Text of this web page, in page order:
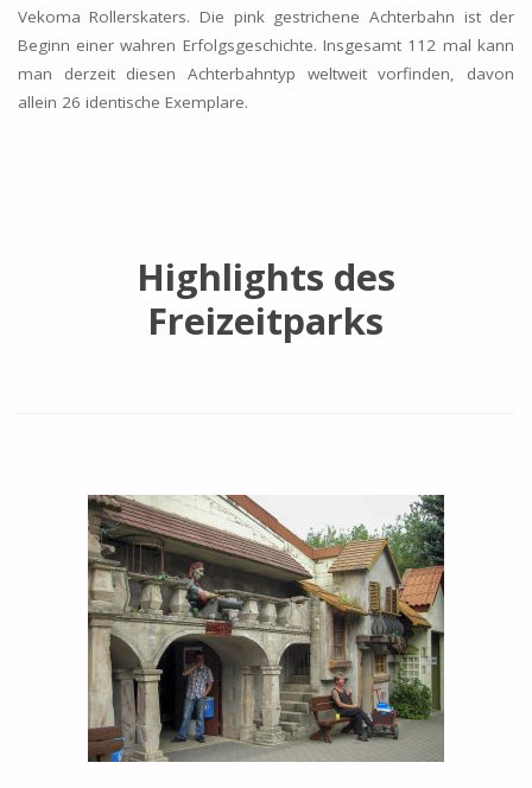
Vekoma Rollerskaters. Die pink gestrichene Achterbahn ist der
Beginn einer wahren Erfolgsgeschichte. Insgesamt 112 mal kann
man derzeit diesen Achterbahntyp weltweit vorfinden, davon
allein 26 identische Exemplare.
Highlights des
Freizeitparks